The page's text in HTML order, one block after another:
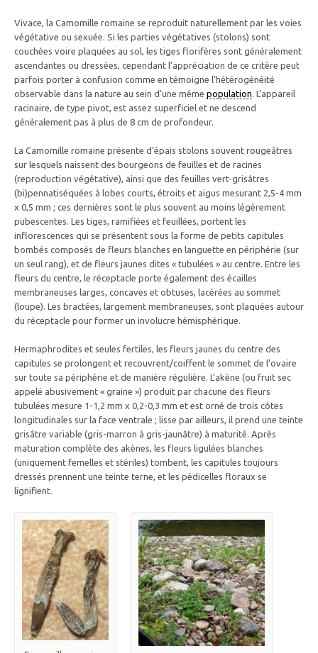
Vivace, la Camomille romaine se reproduit naturellement par les voies
végétative ou sexuée. Si les parties végétatives (stolons) sont
couchées voire plaquées au sol, les tiges florifères sont généralement
ascendantes ou dressées, cependant l’appréciation de ce critère peut
parfois porter à confusion comme en témoigne l’hétérogénéité
observable dans la nature au sein d’une même population. L’appareil
racinaire, de type pivot, est assez superficiel et ne descend
généralement pas à plus de 8 cm de profondeur.
La Camomille romaine présente d’épais stolons souvent rougeâtres
sur lesquels naissent des bourgeons de feuilles et de racines
(reproduction végétative), ainsi que des feuilles vert-grisâtres
(bi)pennatiséquées à lobes courts, étroits et aigus mesurant 2,5-4 mm
x 0,5 mm ; ces dernières sont le plus souvent au moins légèrement
pubescentes. Les tiges, ramifiées et feuillées, portent les
inflorescences qui se présentent sous la forme de petits capitules
bombés composés de fleurs blanches en languette en périphérie (sur
un seul rang), et de fleurs jaunes dites « tubulées » au centre. Entre les
fleurs du centre, le réceptacle porte également des écailles
membraneuses larges, concaves et obtuses, lacérées au sommet
(loupe). Les bractées, largement membraneuses, sont plaquées autour
du réceptacle pour former un involucre hémisphérique.
Hermaphrodites et seules fertiles, les fleurs jaunes du centre des
capitules se prolongent et recouvrent/coiffent le sommet de l’ovaire
sur toute sa périphérie et de manière régulière. L’akène (ou fruit sec
appelé abusivement « graine ») produit par chacune des fleurs
tubulées mesure 1-1,2 mm x 0,2-0,3 mm et est orné de trois côtes
longitudinales sur la face ventrale ; lisse par ailleurs, il prend une teinte
grisâtre variable (gris-marron à gris-jaunâtre) à maturité. Après
maturation complète des akènes, les fleurs ligulées blanches
(uniquement femelles et stériles) tombent, les capitules toujours
dressés prennent une teinte terne, et les pédicelles floraux se
lignifient.